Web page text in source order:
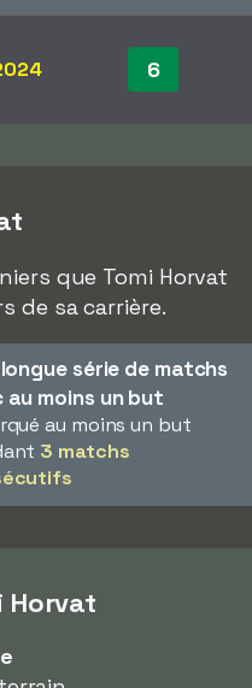
6
que Tomi Horvat
de sa carrière.
série de matchs
au moins un but
au moins un but
3 matchs
Horvat